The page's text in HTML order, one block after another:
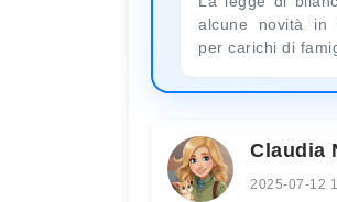
alcune novità in
per carichi di
Claudia
2025-07-12